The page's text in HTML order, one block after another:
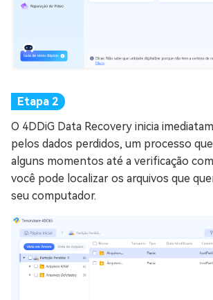
O 4DDiG Data Recovery inicia
pelos dados perdidos, um processo
alguns momentos até a verificação
você pode localizar os arquivos que
seu computador.